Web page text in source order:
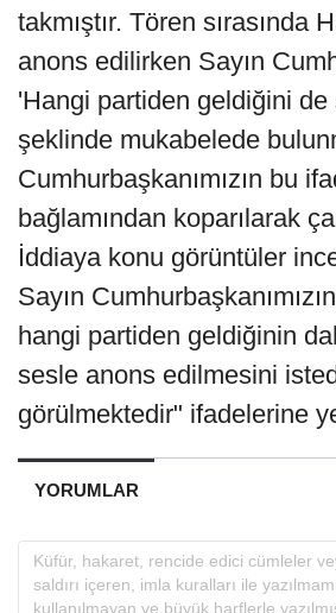
takmıştır. Tören sırasında
anons edilirken Sayın
'Hangi partiden geldiğini de
şeklinde mukabelede
Cumhurbaşkanımızın bu
bağlamından koparılarak
İddiaya konu görüntüler
Sayın
hangi partiden geldiğinin
sesle anons edilmesini
görülmektedir" ifadelerine
YORUMLAR